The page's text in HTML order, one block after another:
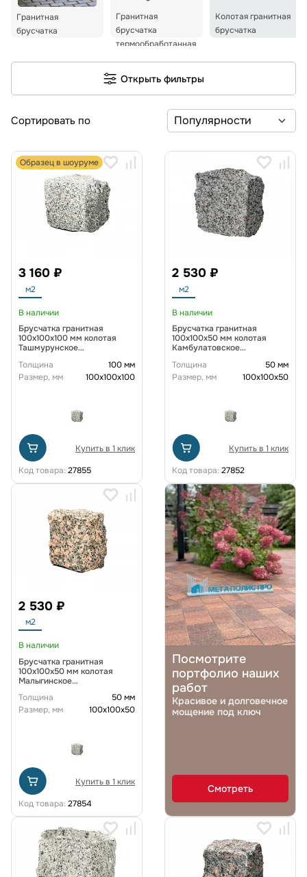
Гранитная
брусчатка
Гранитная
брусчатка
термообработанная
Колотая гранитная
брусчатка
Открыть фильтры
Сортировать по
Образец в шоуруме
3 160 ₽
м2
В наличии
Брусчатка гранитная
100x100x100 мм колотая
Ташмурунское
Толщина
100 мм
Размер, мм
100x100x100
Купить в 1 клик
Код товара: 27855
2 530 ₽
м2
В наличии
Брусчатка гранитная
100x100x50 мм колотая
Камбулатовское
Толщина
50 мм
Размер, мм
100х100х50
Купить в 1 клик
Код товара: 27852
2 530 ₽
м2
В наличии
Брусчатка гранитная
100x100x50 мм колотая
Малыгинское
Толщина
50 мм
Размер, мм
100х100х50
Купить в 1 клик
Код товара: 27854
Посмотрите
портфолио наших
работ
Красивое и долговечное
мощение под ключ
Смотреть